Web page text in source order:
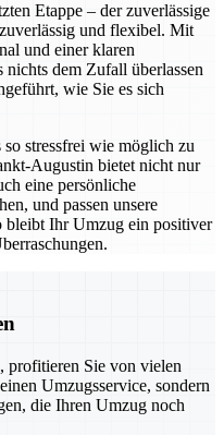
Etappe – der zuverlässige
und flexibel. Mit
und einer klaren
dem Zufall überlassen
wie Sie es sich
stressfrei wie möglich zu
Augustin bietet nicht nur
eine persönliche
und passen unsere
bleibt Ihr Umzug ein positiver
profitieren Sie von vielen
Umzugsservice, sondern
die Ihren Umzug noch